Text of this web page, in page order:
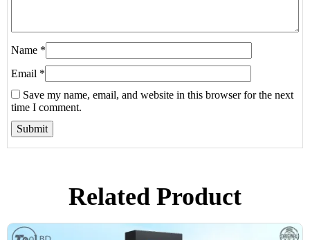
Name *
Email *
Save my name, email, and website in this browser for the next
time I comment.
Related Product